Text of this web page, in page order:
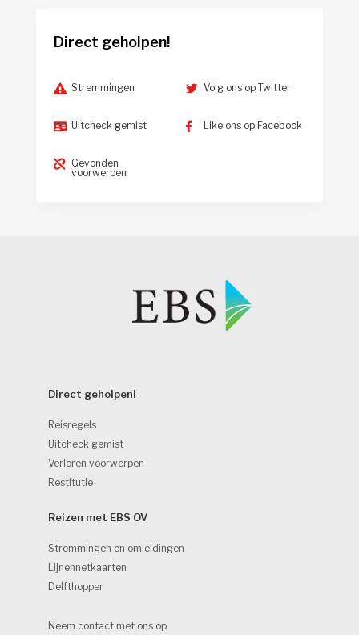
Direct geholpen!
Stremmingen
Uitcheck gemist
Gevonden
voorwerpen
Volg ons op Twitter
Like ons op Facebook
Direct geholpen!
Reisregels
Uitcheck gemist
Verloren voorwerpen
Restitutie
Reizen met EBS OV
Stremmingen en omleidingen
Lijnennetkaarten
Delfthopper
Neem contact met ons op